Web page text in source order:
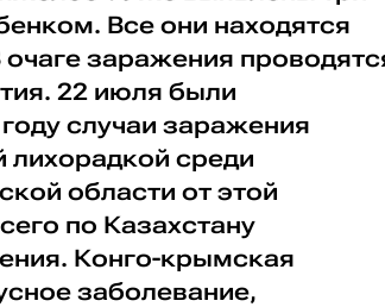
Все они находятся
заражения
22 июля были
случаи заражения
лихорадкой среди
области от этой
по Казахстану
Конго-крымская
заболевание,